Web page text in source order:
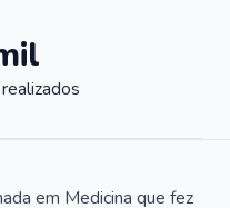
em Medicina que fez